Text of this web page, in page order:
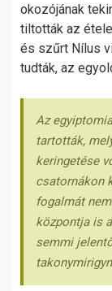
okozójának
tiltották az
és szűrt Nílus
tudták, az
Az
tartották,
keringetése
csatornákon
fogalmát
központja is
semmi